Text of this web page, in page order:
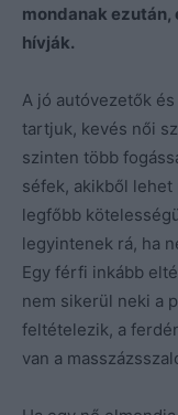
mondanak ezután,
hívják.
A jó autóvezetők
tartjuk, kevés női
szinten több
séfek, akikből lehet
legfőbb
legyintenek rá, ha
Egy férfi inkább
nem sikerül neki a
feltételezik, a
van a